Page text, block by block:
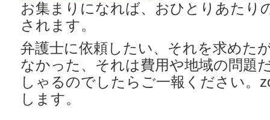
お集まりになれば、おひとりあたり
されます。
弁護士に依頼したい、それを求めた
なかった、それは費用や地域の問題
しゃるのでしたらご一報ください。
します。